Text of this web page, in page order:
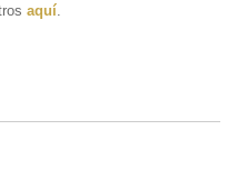
aquí